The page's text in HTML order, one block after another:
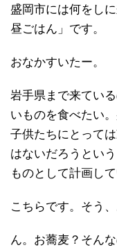
盛岡市には何をし
昼ごはん」です。
おなかすいたー。
岩手県まで来てい
いものを食べたい
子供たちにとって
はないだろうとい
ものとして計画し
こちらです。そう、
ん。お蕎麦？そん